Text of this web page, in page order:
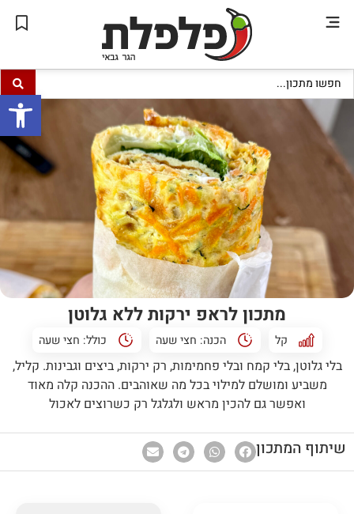
פתח
מתכון לראפ ירקות ללא גלוטן
קל הכנה: חצי שעה כולל: חצי שעה
בלי גלוטן, בלי קמח ובלי פחמימות, רק ירקות, ביצים וגבינות. קליל,
משביע ומושלם למילוי בכל מה שאוהבים. ההכנה קלה מאוד
ואפשר גם להכין מראש ולגלגל רק כשרוצים לאכול
שיתוף המתכון